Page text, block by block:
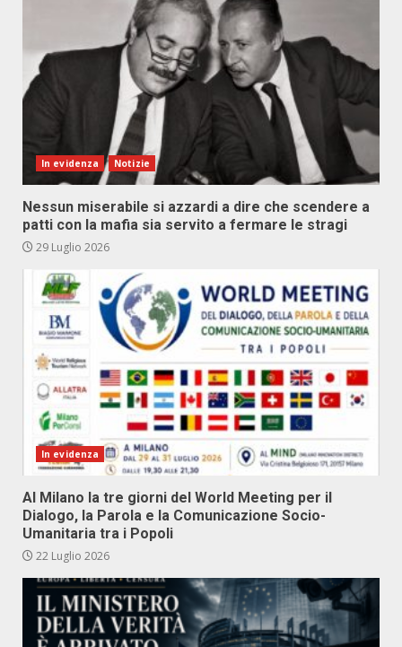
In evidenza Notizie
Nessun miserabile si azzardi a dire che scendere a
patti con la mafia sia servito a fermare le stragi
29 Luglio 2026
In evidenza
Al Milano la tre giorni del World Meeting per il
Dialogo, la Parola e la Comunicazione Socio-
Umanitaria tra i Popoli
22 Luglio 2026